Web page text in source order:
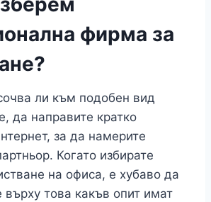
фирма за
ли към подобен вид
да направите кратко
за да намерите
Когато избирате
на офиса, е хубаво да
върху това какъв опит имат